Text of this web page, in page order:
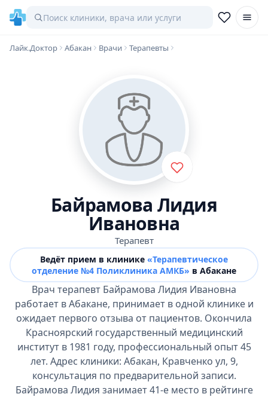
Лайк.Доктор Абакан Врачи Терапевты
Байрамова Лидия
Ивановна
Терапевт
Ведёт прием в клинике «Терапевтическое
отделение №4 Поликлиника АМКБ» в Абакане
Врач терапевт Байрамова Лидия Ивановна
работает в Абакане, принимает в одной клинике и
ожидает первого отзыва от пациентов. Окончила
Красноярский государственный медицинский
институт в 1981 году, профессиональный опыт 45
лет. Адрес клиники: Абакан, Кравченко ул, 9,
консультация по предварительной записи.
Байрамова Лидия занимает 41-е место в рейтинге